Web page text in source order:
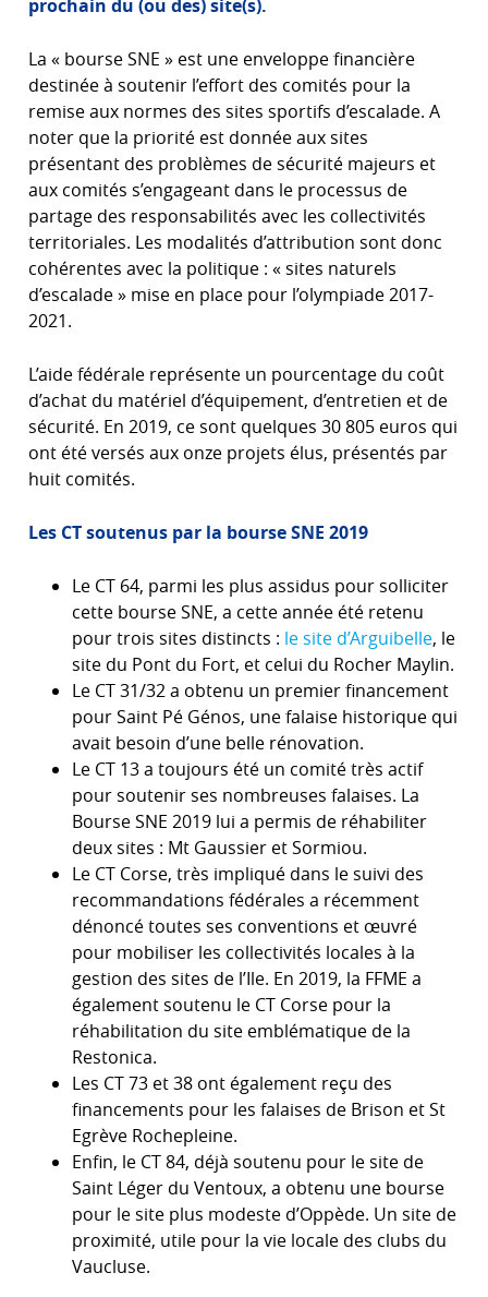
prochain du (ou des) site(s).
La « bourse SNE » est une enveloppe financière
destinée à soutenir l’effort des comités pour la
remise aux normes des sites sportifs d’escalade. A
noter que la priorité est donnée aux sites
présentant des problèmes de sécurité majeurs et
aux comités s’engageant dans le processus de
partage des responsabilités avec les collectivités
territoriales. Les modalités d’attribution sont donc
cohérentes avec la politique : « sites naturels
d’escalade » mise en place pour l’olympiade 2017-
2021.
L’aide fédérale représente un pourcentage du coût
d’achat du matériel d’équipement, d’entretien et de
sécurité. En 2019, ce sont quelques 30 805 euros qui
ont été versés aux onze projets élus, présentés par
huit comités.
Les CT soutenus par la bourse SNE 2019
Le CT 64, parmi les plus assidus pour solliciter
cette bourse SNE, a cette année été retenu
pour trois sites distincts : le site d’Arguibelle, le
site du Pont du Fort, et celui du Rocher Maylin.
Le CT 31/32 a obtenu un premier financement
pour Saint Pé Génos, une falaise historique qui
avait besoin d’une belle rénovation.
Le CT 13 a toujours été un comité très actif
pour soutenir ses nombreuses falaises. La
Bourse SNE 2019 lui a permis de réhabiliter
deux sites : Mt Gaussier et Sormiou.
Le CT Corse, très impliqué dans le suivi des
recommandations fédérales a récemment
dénoncé toutes ses conventions et œuvré
pour mobiliser les collectivités locales à la
gestion des sites de l’Ile. En 2019, la FFME a
également soutenu le CT Corse pour la
réhabilitation du site emblématique de la
Restonica.
Les CT 73 et 38 ont également reçu des
financements pour les falaises de Brison et St
Egrève Rochepleine.
Enfin, le CT 84, déjà soutenu pour le site de
Saint Léger du Ventoux, a obtenu une bourse
pour le site plus modeste d’Oppède. Un site de
proximité, utile pour la vie locale des clubs du
Vaucluse.